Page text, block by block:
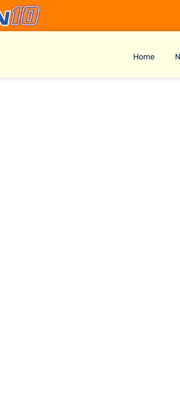
Home